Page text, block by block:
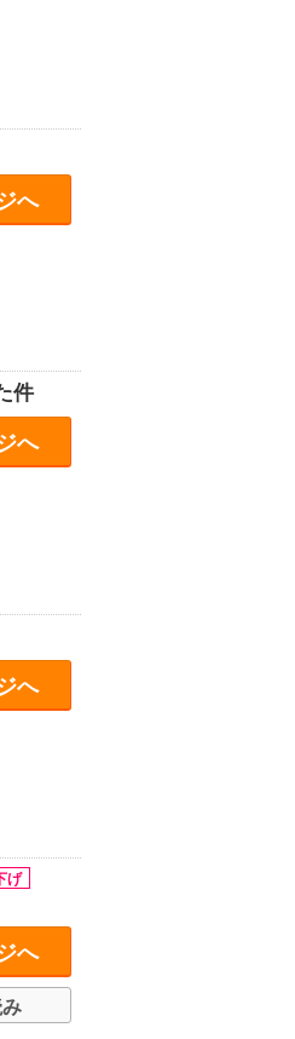
へ
件
へ
へ
へ